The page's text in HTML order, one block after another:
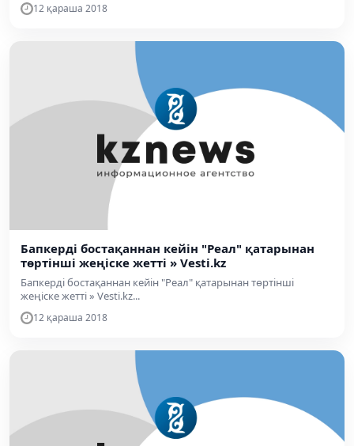
12 қараша 2018
Бапкерді бостақаннан кейін "Реал" қатарынан
төртінші жеңіске жетті » Vesti.kz
Бапкерді бостақаннан кейін "Реал" қатарынан төртінші
жеңіске жетті » Vesti.kz...
12 қараша 2018